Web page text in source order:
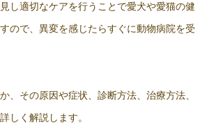
し適切なケアを行うことで愛犬や愛猫の健
ので、異変を感じたらすぐに動物病院を受
、その原因や症状、診断方法、治療方法、
しく解説します。